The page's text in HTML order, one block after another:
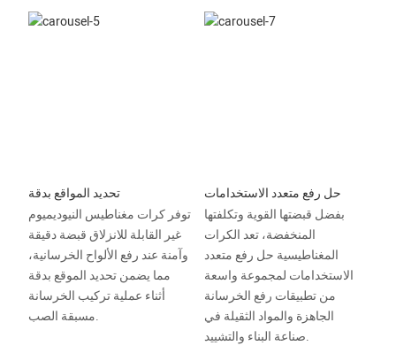
تحديد المواقع بدقة
توفر كرات مغناطيس النيوديميوم
غير القابلة للانزلاق قبضة دقيقة
وآمنة عند رفع الألواح الخرسانية،
مما يضمن تحديد الموقع بدقة
أثناء عملية تركيب الخرسانة
مسبقة الصب.
حل رفع متعدد الاستخدامات
بفضل قبضتها القوية وتكلفتها
المنخفضة، تعد الكرات
المغناطيسية حل رفع متعدد
الاستخدامات لمجموعة واسعة
من تطبيقات رفع الخرسانة
الجاهزة والمواد الثقيلة في
صناعة البناء والتشييد.